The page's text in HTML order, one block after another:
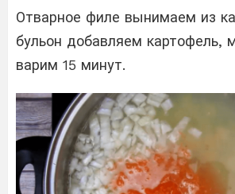
Отварное филе вынимаем из
бульон добавляем картофель,
варим 15 минут.